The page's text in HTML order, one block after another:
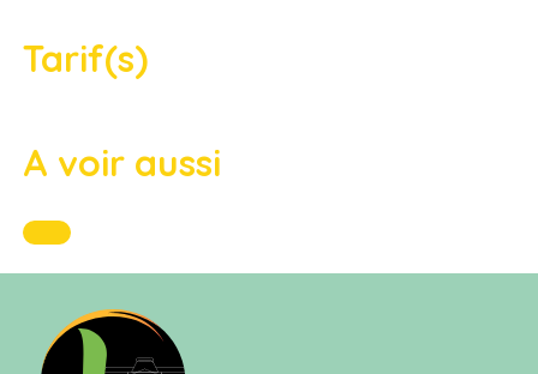
Tarif(s)
A voir aussi